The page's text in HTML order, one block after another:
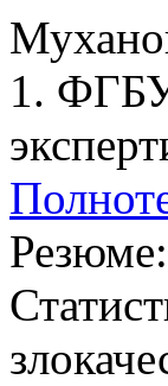
1.
Резюме: